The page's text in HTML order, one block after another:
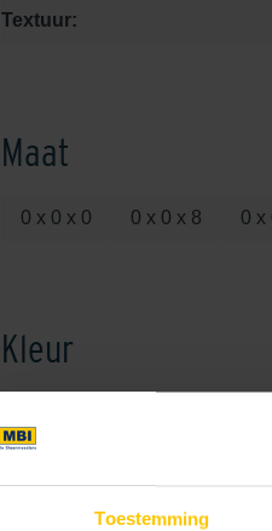
Toestemming
Textuur:
Maat
0 x 0 x 0 0 x 0 x 8 0 x
Kleur